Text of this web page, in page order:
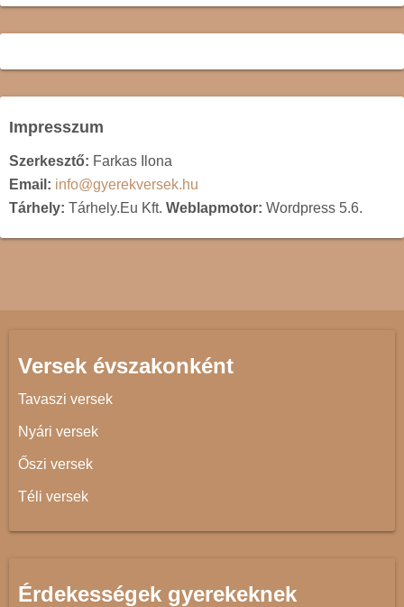
Impresszum
Szerkesztő: Farkas Ilona
Email: info@gyerekversek.hu
Tárhely: Tárhely.Eu Kft. Weblapmotor: Wordpress 5.6.
Versek évszakonként
Tavaszi versek
Nyári versek
Őszi versek
Téli versek
Érdekességek gyerekeknek